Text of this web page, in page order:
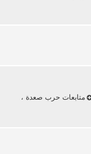
متابعات حرب صعدة ،